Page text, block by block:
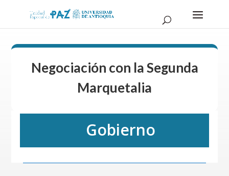
Negociación con la Segunda
Marquetalia
Gobierno